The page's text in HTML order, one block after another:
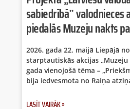
sabiedrībā” valodnieces
piedalās Muzeju nakts
2026. gada 22. maijā Liepājā
starptautiskās akcijas „Muzeju
gada vienojošā tēma –
bija iedvesmota no Raiņa
LASĪT VAIRĀK »